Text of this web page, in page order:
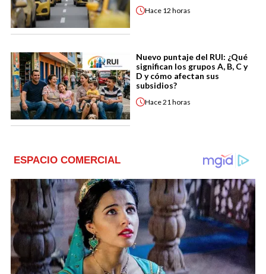
Hace 12 horas
Nuevo puntaje del RUI: ¿Qué
significan los grupos A, B, C y
D y cómo afectan sus
subsidios?
Hace21 horas